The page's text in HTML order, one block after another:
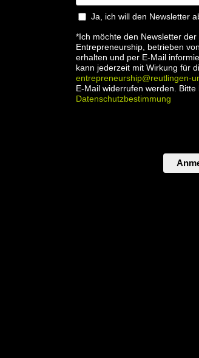
Ja, ich will den Newsletter
*Ich möchte den Newsletter
Entrepreneurship, betrieben
erhalten und per E-Mail
kann jederzeit mit Wirkung für
entrepreneurship@reutlingen-
E-Mail widerrufen werden.
Datenschutzbestimmung